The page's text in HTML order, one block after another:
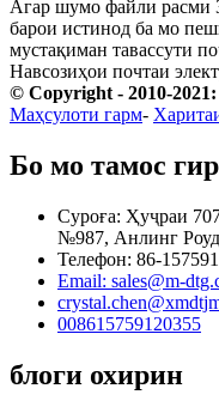
Агар шумо файли расми
барои истинод ба мо
мустақиман тавассути
Навсозиҳои почтаи
© Copyright - 2010-
Маҳсулоти гарм-
Бо мо тамос
Суроға: Ҳуҷраи
№987, Анлинг
Телефон: 86-
Email: sales@m-
008615759120355
блоги охирин